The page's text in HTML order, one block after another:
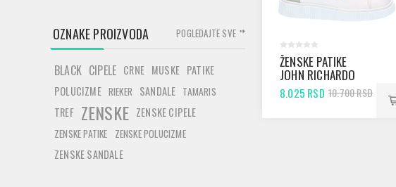
ŽENSKE PATIKE
JOHN RICHARDO
656 WHITE
8.025 RSD 10.700 RSD
OZNAKE PROIZVODA
BLACK CIPELE CRNE MUSKE PATIKE
POLUCIZME RIEKER SANDALE TAMARIS
TREF ZENSKE ZENSKE CIPELE
ZENSKE PATIKE ZENSKE POLUCIZME
ZENSKE SANDALE
POGLEDAJTE SVE